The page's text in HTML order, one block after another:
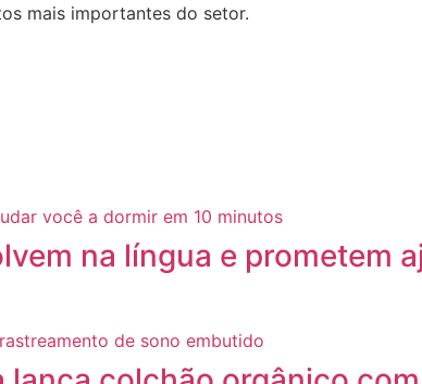
mais importantes do setor.
na língua e prometem